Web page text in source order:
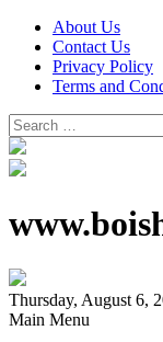
About Us
Contact Us
Privacy Policy
Terms and
Search
for:
Thursday, August 6,
Main Menu